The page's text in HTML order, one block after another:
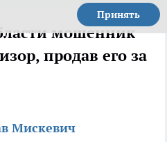
Принять
мошенник
продав его за
Мискевич